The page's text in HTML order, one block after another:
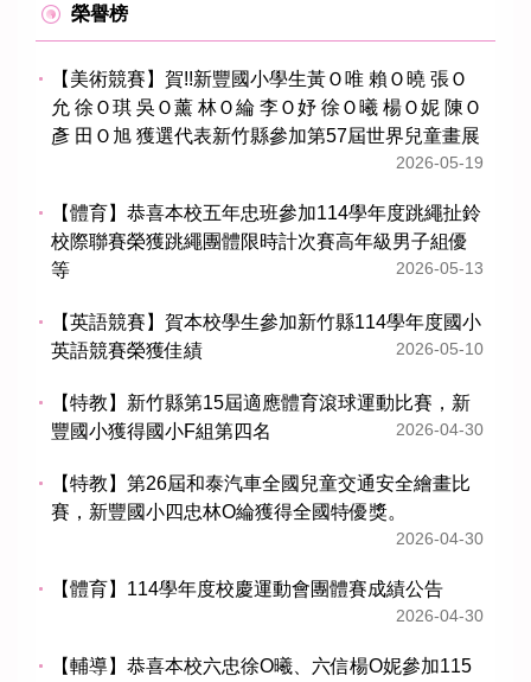
榮譽榜
【美術競賽】賀!!新豐國小學生黃Ｏ唯 賴Ｏ曉 張Ｏ
允 徐Ｏ琪 吳Ｏ薰 林Ｏ綸 李Ｏ妤 徐Ｏ曦 楊Ｏ妮 陳Ｏ
彥 田Ｏ旭 獲選代表新竹縣參加第57屆世界兒童畫展
2026-05-19
【體育】恭喜本校五年忠班參加114學年度跳繩扯鈴
校際聯賽榮獲跳繩團體限時計次賽高年級男子組優
等
2026-05-13
【英語競賽】賀本校學生參加新竹縣114學年度國小
英語競賽榮獲佳績
2026-05-10
【特教】新竹縣第15屆適應體育滾球運動比賽，新
豐國小獲得國小F組第四名
2026-04-30
【特教】第26屆和泰汽車全國兒童交通安全繪畫比
賽，新豐國小四忠林O綸獲得全國特優獎。
2026-04-30
【體育】114學年度校慶運動會團體賽成績公告
2026-04-30
【輔導】恭喜本校六忠徐O曦、六信楊O妮參加115